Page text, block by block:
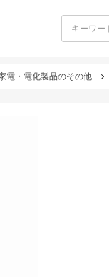
電・電化製品のその他